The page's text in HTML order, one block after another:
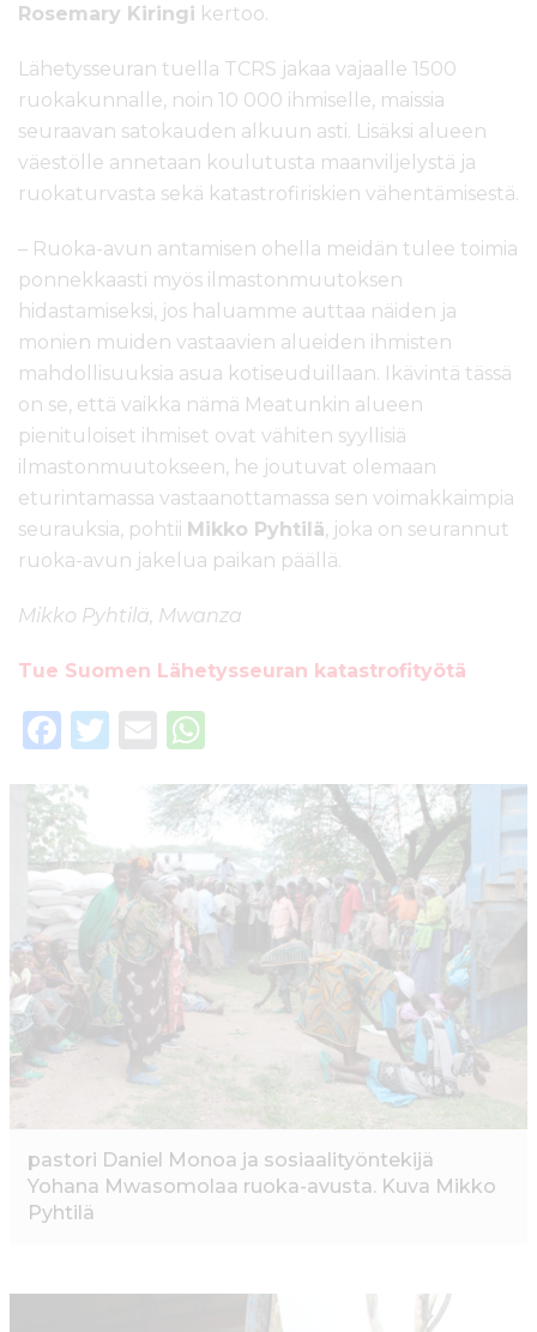
Rosemary Kiringi kertoo.
Lähetysseuran tuella TCRS jakaa vajaalle 1500
ruokakunnalle, noin 10 000 ihmiselle, maissia
seuraavan satokauden alkuun asti. Lisäksi alueen
väestölle annetaan koulutusta maanviljelystä ja
ruokaturvasta sekä katastrofiriskien vähentämisestä.
– Ruoka-avun antamisen ohella meidän tulee toimia
ponnekkaasti myös ilmastonmuutoksen
hidastamiseksi, jos haluamme auttaa näiden ja
monien muiden vastaavien alueiden ihmisten
mahdollisuuksia asua kotiseuduillaan. Ikävintä tässä
on se, että vaikka nämä Meatunkin alueen
pienituloiset ihmiset ovat vähiten syyllisiä
ilmastonmuutokseen, he joutuvat olemaan
eturintamassa vastaanottamassa sen voimakkaimpia
seurauksia, pohtii Mikko Pyhtilä, joka on seurannut
ruoka-avun jakelua paikan päällä.
Mikko Pyhtilä, Mwanza
Tue Suomen Lähetysseuran katastrofityötä
F
c
e
b
o
o
k
T
te
r
E
ai
l
a
ts
A
p
pastori Daniel Monoa ja sosiaalityöntekijä
Yohana Mwasomolaa ruoka-avusta. Kuva Mikko
Pyhtilä